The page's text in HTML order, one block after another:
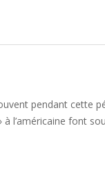
pendant cette
l’américaine font